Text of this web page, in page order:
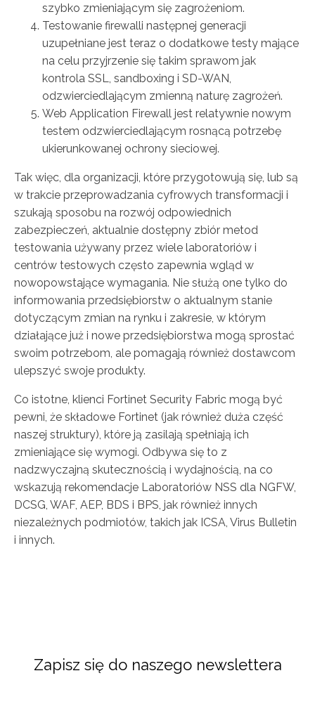
szybko zmieniającym się zagrożeniom.
Testowanie firewalli następnej generacji
uzupełniane jest teraz o dodatkowe testy mające
na celu przyjrzenie się takim sprawom jak
kontrola SSL, sandboxing i SD-WAN,
odzwierciedlającym zmienną naturę zagrożeń.
Web Application Firewall jest relatywnie nowym
testem odzwierciedlającym rosnącą potrzebę
ukierunkowanej ochrony sieciowej.
Tak więc, dla organizacji, które przygotowują się, lub są
w trakcie przeprowadzania cyfrowych transformacji i
szukają sposobu na rozwój odpowiednich
zabezpieczeń, aktualnie dostępny zbiór metod
testowania używany przez wiele laboratoriów i
centrów testowych często zapewnia wgląd w
nowopowstające wymagania. Nie służą one tylko do
informowania przedsiębiorstw o aktualnym stanie
dotyczącym zmian na rynku i zakresie, w którym
działające już i nowe przedsiębiorstwa mogą sprostać
swoim potrzebom, ale pomagają również dostawcom
ulepszyć swoje produkty.
Co istotne, klienci Fortinet Security Fabric mogą być
pewni, że składowe Fortinet (jak również duża część
naszej struktury), które ją zasilają spełniają ich
zmieniające się wymogi. Odbywa się to z
nadzwyczajną skutecznością i wydajnością, na co
wskazują rekomendacje Laboratoriów NSS dla NGFW,
DCSG, WAF, AEP, BDS i BPS, jak również innych
niezależnych podmiotów, takich jak ICSA, Virus Bulletin
i innych.
Zapisz się do naszego newslettera